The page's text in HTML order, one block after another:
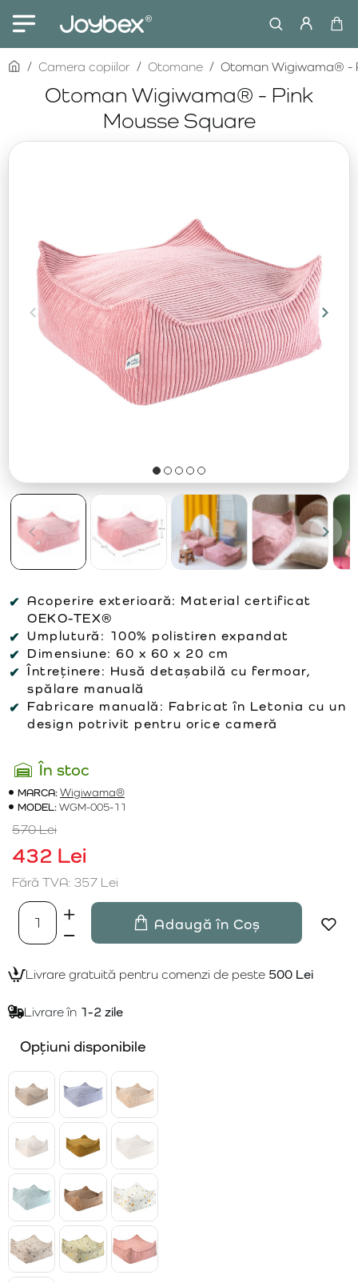
Otoman Wigiwama® - Pink
Mousse Square
homeCamera copiilor Otomane Otoman Wigiwama® -
Acoperire exterioară: Material certificat
OEKO-TEX®
Umplutură: 100% polistiren expandat
Dimensiune: 60 x 60 x 20 cm
Întreținere: Husă detașabilă cu fermoar,
spălare manuală
Fabricare manuală: Fabricat în Letonia cu un
design potrivit pentru orice cameră
În stoc
MARCA:Wigiwama®
MODEL:WGM-005-11
432 Lei
570 Lei
Fără TVA: 357 Lei
Adaugă în Coș
Livrare gratuită pentru comenzi de peste 500 Lei
Livrare în 1-2 zile
Opțiuni disponibile